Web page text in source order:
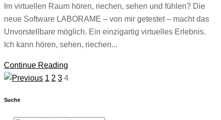
Im virtuellen Raum hören, riechen, sehen und fühlen? Die
neue Software LABORAME – von mir getestet – macht das
Unvorstellbare möglich. Ein einzigartig virtuelles Erlebnis.
Ich kann hören, sehen, riechen...
Continue Reading
1 2 3 4
Suche